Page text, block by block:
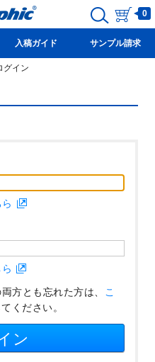
0
入稿ガイド サンプル請求
グイン
方とも忘れた方は、 こ
ください。
ン